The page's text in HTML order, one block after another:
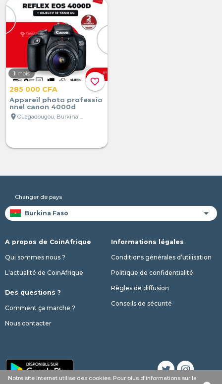
favorite_border
1 mois
285 000 CFA
Appareil photo professio
nnel canon 4000d
location_on
Notre site internet utilise des cookies. Pour plus d'informations sur la
Changer de pays
A propos de CoinAfrique
Qui sommes nous ?
L'actualité de CoinAfrique
Des questions ?
Comment ça marche ?
Nous contacter
Informations légales
Conditions générales d’utilisation
Politique de confidentialité
Règles de diffusion
Conseils de sécurité